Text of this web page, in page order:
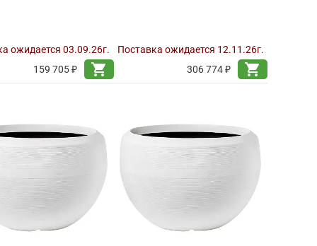
ожидается 03.09.26г.
159 705 ₽
shopping_cart
Поставка ожидается 12.11.26г.
306 774 ₽
shopping_cart